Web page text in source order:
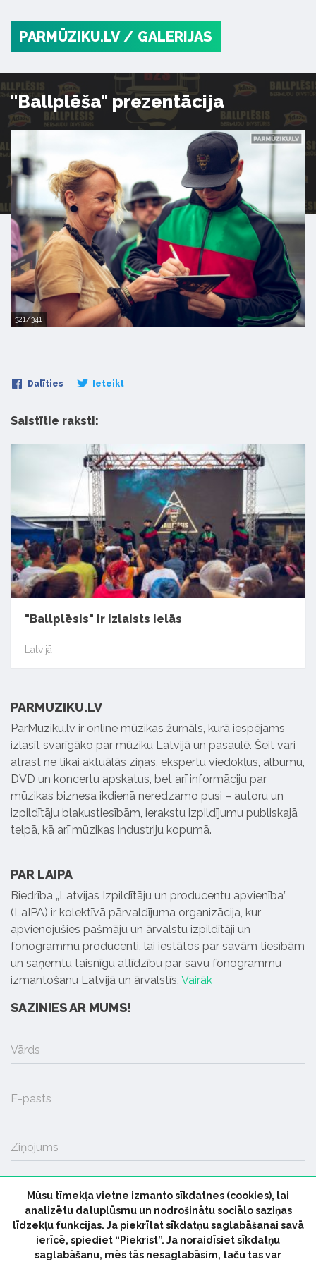
PARMŪZIKU.LV / GALERIJAS
"Ballplēša" prezentācija
321/341
Dalīties Ieteikt
Saistītie raksti:
"Ballplēsis" ir izlaists ielās
Latvijā
PARMUZIKU.LV
ParMuziku.lv ir online mūzikas žurnāls, kurā iespējams
izlasīt svarīgāko par mūziku Latvijā un pasaulē. Šeit vari
atrast ne tikai aktuālās ziņas, ekspertu viedokļus, albumu,
DVD un koncertu apskatus, bet arī informāciju par
mūzikas biznesa ikdienā neredzamo pusi – autoru un
izpildītāju blakustiesībām, ierakstu izpildījumu publiskajā
telpā, kā arī mūzikas industriju kopumā.
PAR LAIPA
Biedrība „Latvijas Izpildītāju un producentu apvienība”
(LaIPA) ir kolektīvā pārvaldījuma organizācija, kur
apvienojušies pašmāju un ārvalstu izpildītāji un
fonogrammu producenti, lai iestātos par savām tiesībām
un saņemtu taisnīgu atlīdzību par savu fonogrammu
izmantošanu Latvijā un ārvalstīs. Vairāk
SAZINIES AR MUMS!
Vārds
E-pasts
Ziņojums
SŪTĪT
Mūsu tīmekļa vietne izmanto sīkdatnes (cookies), lai
analizētu datuplūsmu un nodrošinātu sociālo saziņas
līdzekļu funkcijas. Ja piekrītat sīkdatņu saglabāšanai savā
ierīcē, spiediet “Piekrist”. Ja noraidīsiet sīkdatņu
saglabāšanu, mēs tās nesaglabāsim, taču tas var